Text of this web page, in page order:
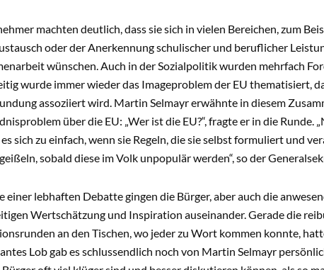
machten deutlich, dass sie sich in vielen Bereichen, zum
oder der Anerkennung schulischer und beruflicher
wünschen. Auch in der Sozialpolitik wurden mehrfach
wurde immer wieder das Imageproblem der EU thematisiert,
assoziiert wird. Martin Selmayr erwähnte in diesem
über die EU: „Wer ist die EU?“, fragte er in die
sich zu einfach, wenn sie Regeln, die sie selbst formuliert und
sobald diese im Volk unpopulär werden“, so der
einer lebhaften Debatte gingen die Bürger, aber auch die
Wertschätzung und Inspiration auseinander. Gerade die
an den Tischen, wo jeder zu Wort kommen konnte,
Lob gab es schlussendlich noch von Martin Selmayr